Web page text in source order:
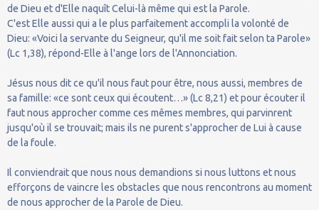
de Dieu et d'Elle naquît Celui-là même qui est la Parole.
C'est Elle aussi qui a le plus parfaitement accompli la volonté de
Dieu: «Voici la servante du Seigneur, qu'il me soit fait selon ta Parole»
(Lc 1,38), répond-Elle à l'ange lors de l'Annonciation.
Jésus nous dit ce qu'il nous faut pour être, nous aussi, membres de
sa famille: «ce sont ceux qui écoutent…» (Lc 8,21) et pour écouter il
faut nous approcher comme ces mêmes membres, qui parvinrent
jusqu'où il se trouvait; mais ils ne purent s'approcher de Lui à cause
de la foule.
Il conviendrait que nous nous demandions si nous luttons et nous
efforçons de vaincre les obstacles que nous rencontrons au moment
de nous approcher de la Parole de Dieu.